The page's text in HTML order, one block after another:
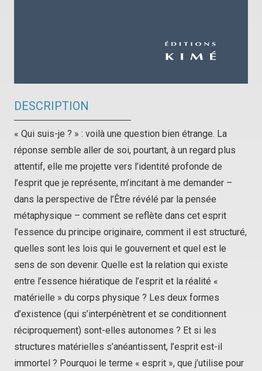
DESCRIPTION
« Qui suis-je ? » : voilà une question bien étrange. La
réponse semble aller de soi, pourtant, à un regard plus
attentif, elle me projette vers l’identité profonde de
l’esprit que je représente, m’incitant à me demander –
dans la perspective de l’Être révélé par la pensée
métaphysique – comment se reflète dans cet esprit
l’essence du principe originaire, comment il est structuré,
quelles sont les lois qui le gouvernent et quel est le
sens de son devenir. Quelle est la relation qui existe
entre l’essence hiératique de l’esprit et la réalité «
matérielle » du corps physique ? Les deux formes
d’existence (qui s’interpénètrent et se conditionnent
réciproquement) sont-elles autonomes ? Et si les
structures matérielles s’anéantissent, l’esprit est-il
immortel ? Pourquoi le terme « esprit », que j’utilise pour